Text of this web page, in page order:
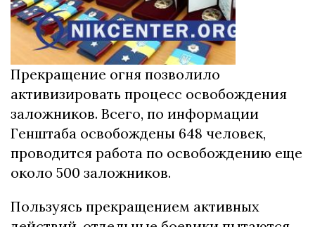
Прекращение огня позволило
активизировать процесс освобождения
заложников. Всего, по информации
Генштаба освобождены 648 человек,
проводится работа по освобождению еще
около 500 заложников.
Пользуясь прекращением активных